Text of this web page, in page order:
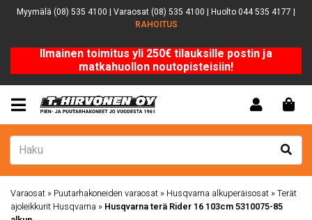
Myymälä (08) 535 4100 | Varaosat (08) 535 4100 | Huolto 044 535 4177 |
RAHOITUS
Ilmainen toimitus yli 250€ tilauksille postin ja
matkahuollon noutopisteisiin!
Varaosat » Puutarhakoneiden varaosat » Husqvarna alkuperäisosat »Terät
ajoleikkurit Husqvarna » Husqvarna terä Rider 16 103cm 5310075-85